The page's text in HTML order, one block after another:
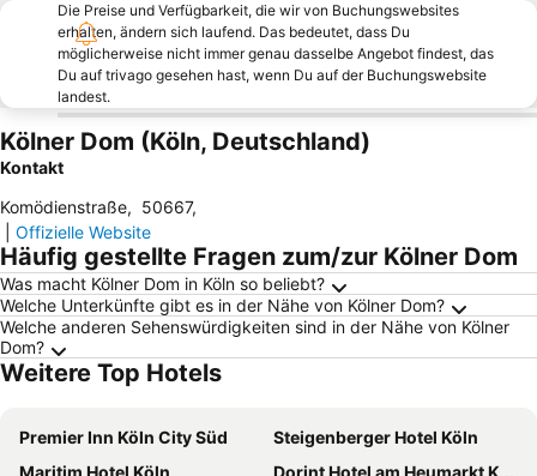
Die Preise und Verfügbarkeit, die wir von Buchungswebsites
erhalten, ändern sich laufend. Das bedeutet, dass Du
möglicherweise nicht immer genau dasselbe Angebot findest, das
Du auf trivago gesehen hast, wenn Du auf der Buchungswebsite
landest.
Kölner Dom (Köln, Deutschland)
Kontakt
Komödienstraße, 50667,
Offizielle Website
Häufig gestellte Fragen zum/zur Kölner Dom
Was macht Kölner Dom in Köln so beliebt?
Welche Unterkünfte gibt es in der Nähe von Kölner Dom?
Welche anderen Sehenswürdigkeiten sind in der Nähe von Kölner
Dom?
Weitere Top Hotels
Premier Inn Köln City Süd
Steigenberger Hotel Köln
Maritim Hotel Köln
Dorint Hotel am Heumarkt Köln